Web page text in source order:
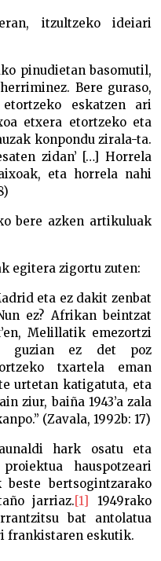
itzultzeko ideiari
pinudietan basomutil,
Bere guraso,
eskatzen ari
etxera etortzeko eta
konpondu zirala-ta.
zidan’ […] Horrela
eta horrela nahi
bere azken artikuluak
egitera zigortu zuten:
eta ez dakit zenbat
ez? Afrikan beintzat
Melillatik emezortzi
guzian ez det poz
txartela eman
urtetan katigatuta, eta
ziur, baiña 1943’a zala
(Zavala, 1992b: 17)
hark osatu eta
hauspotzeari
bertsogintzarako
jarriaz.[1] 1949rako
bat antolatua
frankistaren eskutik.